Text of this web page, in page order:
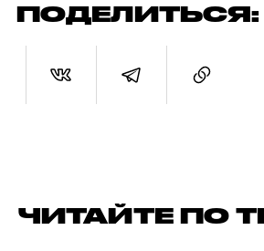
ПОДЕЛИТЬСЯ:
ЧИТАЙТЕ ПО